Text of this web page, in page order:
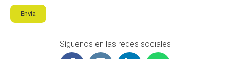
Envía
Síguenos en las redes sociales